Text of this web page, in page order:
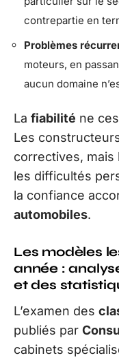
contrepartie en
Problèmes
moteurs, en
aucun domaine
La fiabilité ne
Les
correctives,
les difficultés
la confiance
automobiles.
Les modèles
année :
et des
L’examen des
publiés par
cabinets